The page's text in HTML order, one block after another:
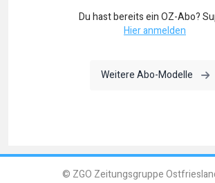
Du hast bereits ein OZ-Abo?
Hier anmelden
Weitere Abo-Modelle
© ZGO Zeitungsgruppe